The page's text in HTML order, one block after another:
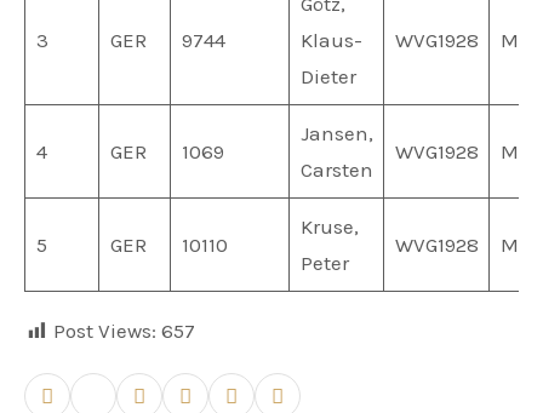
3 GER 9744
Klaus-
Dieter
WVG1928
4 GER 1069
Jansen,
Carsten
WVG1928
5 GER 10110
Kruse,
Peter
WVG1928
Post Views: 657